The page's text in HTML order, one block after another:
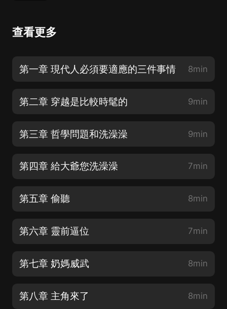
查看更多
第一章 現代人必須要適應的三件事情 8min
第二章 穿越是比較時髦的 9min
第三章 哲學問題和洗澡澡 9min
第四章 給大爺您洗澡澡 7min
第五章 偷聽 8min
第六章 靈前逼位 7min
第七章 奶媽威武 8min
第八章 主角來了 8min